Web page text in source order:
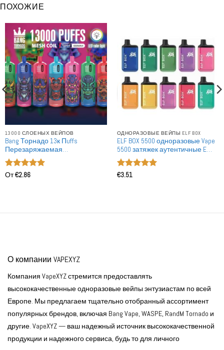
ПОХОЖИЕ
13000 СЛОЕНЫХ ВЕЙПОВ
Bang Торнадо 13к Пuffs
Перезаряжаемая
Одноразовая Вейп
Оценка
От€2.86
ОДНОРАЗОВЫЕ ВЕЙПЫ ELF BOX
ELF BOX 5500 одноразовые Vape
5500 затяжек аутентичные E
сигареты ручка оптом
Оценка
€3.51
О компании VAPEXYZ
Компания VapeXYZ стремится предоставлять
высококачественные одноразовые вейпы энтузиастам по всей
Европе. Мы предлагаем тщательно отобранный ассортимент
популярных брендов, включая Bang Vape, WASPE, RandM Tornado и
другие. VapeXYZ — ваш надежный источник высококачественной
продукции и надежного сервиса, будь то для личного